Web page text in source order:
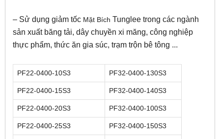
– Sử dụng giảm tốc Mặt Bích Tunglee trong các ngành
sản xuất băng tải, dây chuyền xi măng, công nghiệp
thực phẩm, thức ăn gia súc, trạm trộn bê tông ...
PF22-0400-10S3 PF32-0400-130S3
PF22-0400-15S3 PF32-0400-140S3
PF22-0400-20S3 PF32-0400-100S3
PF22-0400-25S3 PF32-0400-150S3